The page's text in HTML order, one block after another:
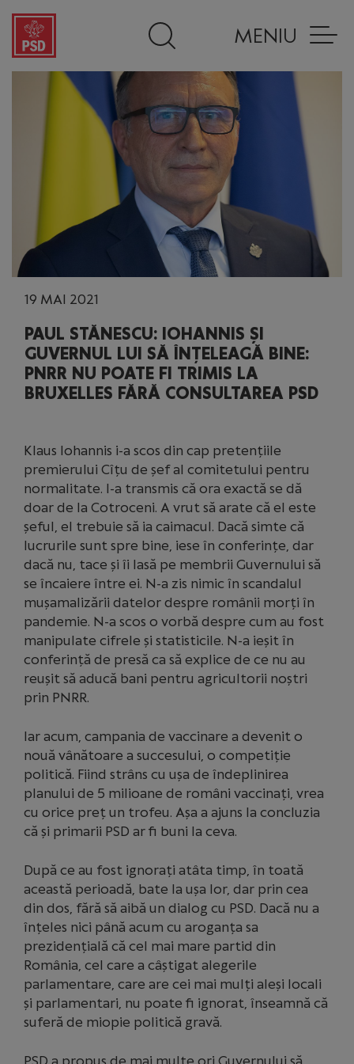
MENIU
19 MAI 2021
PAUL STĂNESCU: IOHANNIS ȘI
GUVERNUL LUI SĂ ÎNȚELEAGĂ BINE:
PNRR NU POATE FI TRIMIS LA
BRUXELLES FĂRĂ CONSULTAREA PSD
Klaus Iohannis i-a scos din cap pretențiile
premierului Cîțu de șef al comitetului pentru
normalitate. I-a transmis că ora exactă se dă
doar de la Cotroceni. A vrut să arate că el este
șeful, el trebuie să ia caimacul. Dacă simte că
lucrurile sunt spre bine, iese în conferințe, dar
dacă nu, tace și îi lasă pe membrii Guvernului să
se încaiere între ei. N-a zis nimic în scandalul
mușamalizării datelor despre românii morți în
pandemie. N-a scos o vorbă despre cum au fost
manipulate cifrele și statisticile. N-a ieșit în
conferință de presă ca să explice de ce nu au
reușit să aducă bani pentru agricultorii noștri
prin PNRR.
Iar acum, campania de vaccinare a devenit o
nouă vânătoare a succesului, o competiție
politică. Fiind strâns cu ușa de îndeplinirea
planului de 5 milioane de români vaccinați, vrea
cu orice preț un trofeu. Așa a ajuns la concluzia
că și primarii PSD ar fi buni la ceva.
După ce au fost ignorați atâta timp, în toată
această perioadă, bate la ușa lor, dar prin cea
din dos, fără să aibă un dialog cu PSD. Dacă nu a
înțeles nici până acum cu aroganța sa
prezidențială că cel mai mare partid din
România, cel care a câștigat alegerile
parlamentare, care are cei mai mulți aleși locali
și parlamentari, nu poate fi ignorat, înseamnă că
suferă de miopie politică gravă.
PSD a propus de mai multe ori Guvernului să